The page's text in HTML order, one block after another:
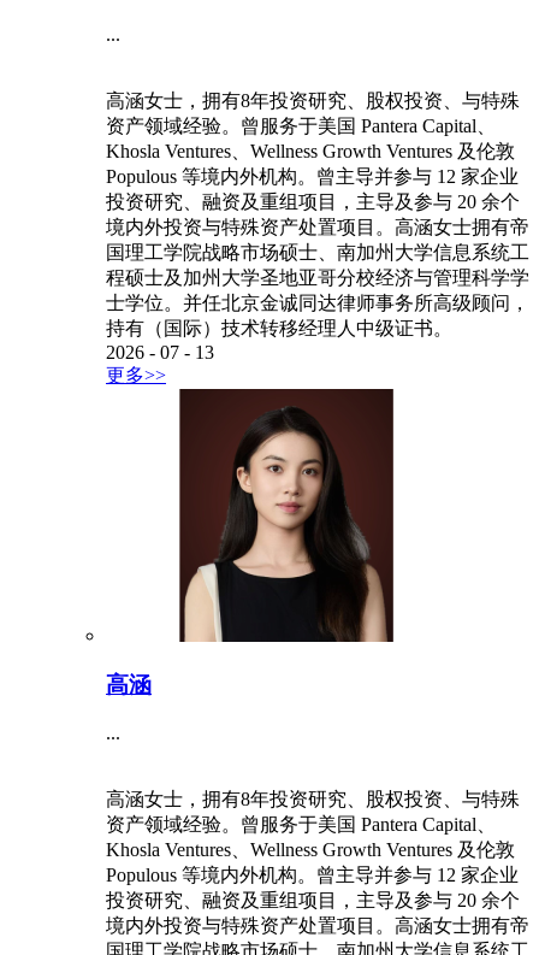
...
高涵女士，拥有8年投资研究、股权投资、与特殊
资产领域经验。曾服务于美国 Pantera Capital、
Khosla Ventures、Wellness Growth Ventures 及伦敦
Populous 等境内外机构。曾主导并参与 12 家企业
投资研究、融资及重组项目，主导及参与 20 余个
境内外投资与特殊资产处置项目。高涵女士拥有帝
国理工学院战略市场硕士、南加州大学信息系统工
程硕士及加州大学圣地亚哥分校经济与管理科学学
士学位。并任北京金诚同达律师事务所高级顾问，
持有（国际）技术转移经理人中级证书。
2026 - 07 - 13
更多>>
高涵
...
高涵女士，拥有8年投资研究、股权投资、与特殊
资产领域经验。曾服务于美国 Pantera Capital、
Khosla Ventures、Wellness Growth Ventures 及伦敦
Populous 等境内外机构。曾主导并参与 12 家企业
投资研究、融资及重组项目，主导及参与 20 余个
境内外投资与特殊资产处置项目。高涵女士拥有帝